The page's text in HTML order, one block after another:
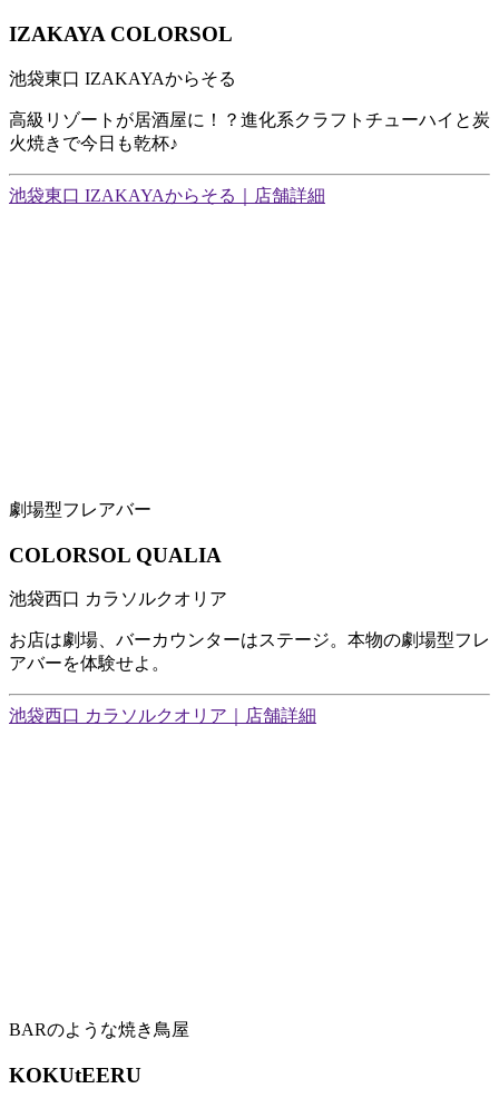
IZAKAYA COLORSOL
池袋東口 IZAKAYAからそる
高級リゾートが居酒屋に！？進化系クラフトチューハイと炭
火焼きで今日も乾杯♪
池袋東口 IZAKAYAからそる｜店舗詳細
劇場型フレアバー
COLORSOL QUALIA
池袋西口 カラソルクオリア
お店は劇場、バーカウンターはステージ。本物の劇場型フレ
アバーを体験せよ。
池袋西口 カラソルクオリア｜店舗詳細
BARのような焼き鳥屋
KOKUtEERU